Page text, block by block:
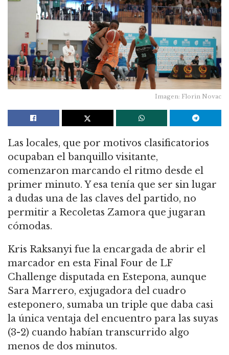
Imagen: Florin Novac
Las locales, que por motivos clasificatorios
ocupaban el banquillo visitante,
comenzaron marcando el ritmo desde el
primer minuto. Y esa tenía que ser sin lugar
a dudas una de las claves del partido, no
permitir a Recoletas Zamora que jugaran
cómodas.
Kris Raksanyi fue la encargada de abrir el
marcador en esta Final Four de LF
Challenge disputada en Estepona, aunque
Sara Marrero, exjugadora del cuadro
esteponero, sumaba un triple que daba casi
la única ventaja del encuentro para las suyas
(3-2) cuando habían transcurrido algo
menos de dos minutos.